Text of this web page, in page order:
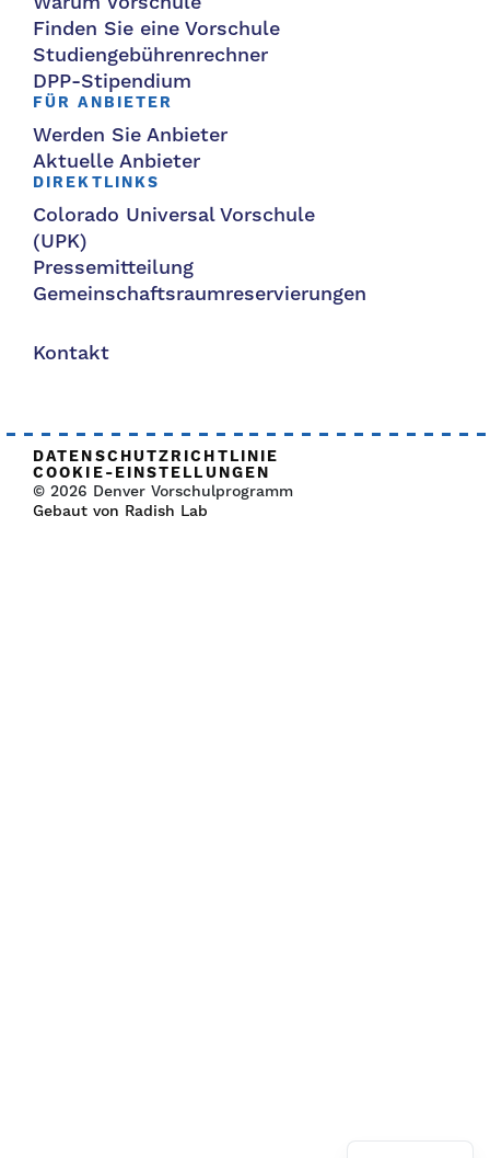
Finden Sie eine Vorschule
Studiengebührenrechner
DPP-Stipendium
FÜR ANBIETER
Werden Sie Anbieter
Aktuelle Anbieter
DIREKTLINKS
Colorado Universal Vorschule
(UPK)
Pressemitteilung
Gemeinschaftsraumreservierungen
Kontakt
DATENSCHUTZRICHTLINIE
COOKIE-EINSTELLUNGEN
© 2026 Denver Vorschulprogramm
Gebaut von Radish Lab